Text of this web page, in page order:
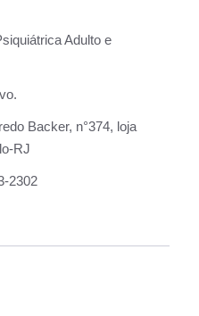
Adulto e
Backer, n°374, loja
RJ
2302